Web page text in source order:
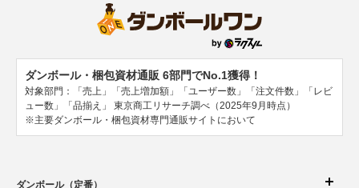
ダンボール・梱包資材通販 6部門でNo.1獲得！
対象部門：「売上」「売上増加額」「ユーザー数」「注文件数」「レビ
ュー数」「品揃え」
東京商工リサーチ調べ（2025年9月時点）
※主要ダンボール・梱包資材専門通販サイトにおいて
ダンボール（定番）